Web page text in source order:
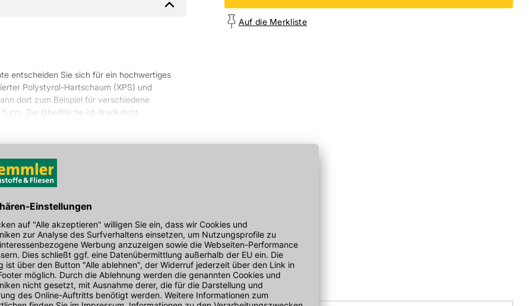
Auf die Merkliste
entscheiden Sie sich für ein hochwertiges
Polystyrol-Hartschaum (XPS) und
dort zum Beispiel für verschiedene
cm. Die Oberfläche ist druckdicht,
Wasserdichtigkeit auf 1,5 bar geprüft,
E
grau
Text: andere
in mm: 50
Link um direkt zum Kontaktformular
bearbeiten.